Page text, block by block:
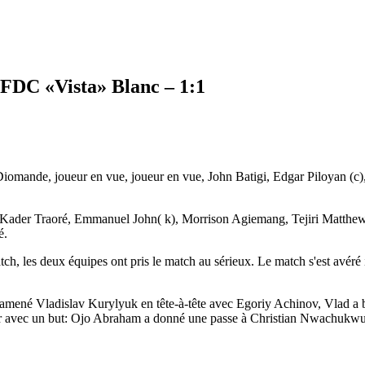
«Vista» Blanc – 1:1
joueur en vue, joueur en vue, John Batigi, Edgar Piloyan
Traoré, Emmanuel John( k), Morrison Agiemang, Tejiri
les deux équipes ont pris le match au sérieux. Le match s'est avéré
Vladislav Kurylyuk en tête-à-tête avec Egoriy Achinov, Vlad a
un but: Ojo Abraham a donné une passe à Christian